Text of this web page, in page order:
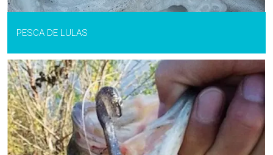
PESCA DE LULAS